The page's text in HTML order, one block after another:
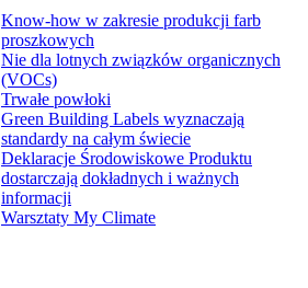
Know-how w zakresie produkcji farb
proszkowych
Nie dla lotnych związków organicznych
(VOCs)
Trwałe powłoki
Green Building Labels wyznaczają
standardy na całym świecie
Deklaracje Środowiskowe Produktu
dostarczają dokładnych i ważnych
informacji
Warsztaty My Climate